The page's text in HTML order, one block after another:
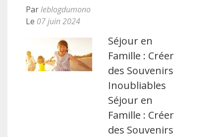
Parleblogdumono
Le 07 juin 2024
Séjour en
Famille : Créer
des Souvenirs
Inoubliables
Séjour en
Famille : Créer
des Souvenirs